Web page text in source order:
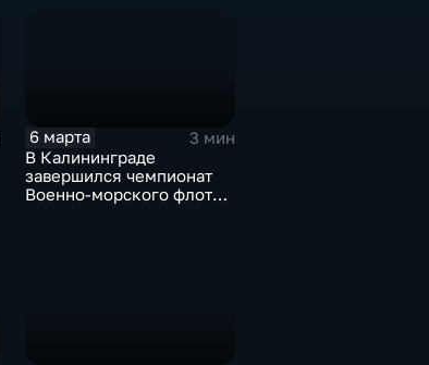
6 марта
3 мин
В Калининграде
завершился чемпионат
Военно-морского флота